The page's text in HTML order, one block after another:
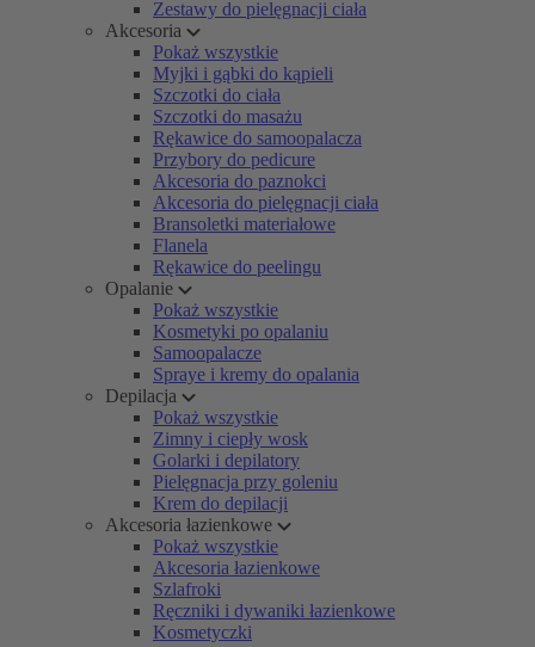
Zestawy do pielęgnacji ciała
Akcesoria
Pokaż wszystkie
Myjki i gąbki do kąpieli
Szczotki do ciała
Szczotki do masażu
Rękawice do samoopalacza
Przybory do pedicure
Akcesoria do paznokci
Akcesoria do pielęgnacji ciała
Bransoletki materiałowe
Flanela
Rękawice do peelingu
Opalanie
Pokaż wszystkie
Kosmetyki po opalaniu
Samoopalacze
Spraye i kremy do opalania
Depilacja
Pokaż wszystkie
Zimny i ciepły wosk
Golarki i depilatory
Pielęgnacja przy goleniu
Krem do depilacji
Akcesoria łazienkowe
Pokaż wszystkie
Akcesoria łazienkowe
Szlafroki
Ręczniki i dywaniki łazienkowe
Kosmetyczki